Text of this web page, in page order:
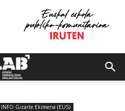
INFO Gizarte Ekimena (EUS)